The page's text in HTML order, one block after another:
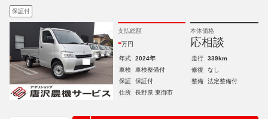
保証付
支払総額
-万円
本体価格
応相談
年式 2024年 走行
339km
車検
車検整備付 修復
なし
保証
保証付 整備
法定整備付
住所
長野県 東御市